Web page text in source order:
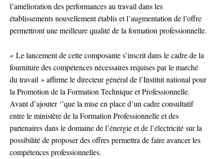
l’amélioration des performances au travail dans les
établissements nouvellement établis et l’augmentation de l’offre
permettront une meilleure qualité de la formation professionnelle.
« Le lancement de cette composante s’inscrit dans le cadre de la
fourniture des compétences nécessaires requises par le marché
du travail » affirme le directeur général de l’Institut national pour
la Promotion de la Formation Technique et Professionnelle.
Avant d’ajouter ‘’que la mise en place d’un cadre consultatif
entre le ministère de la Formation Professionnelle et des
partenaires dans le domaine de l’énergie et de l’électricité sur la
possibilité de proposer des offres permettra de faire avancer les
compétences professionnelles.